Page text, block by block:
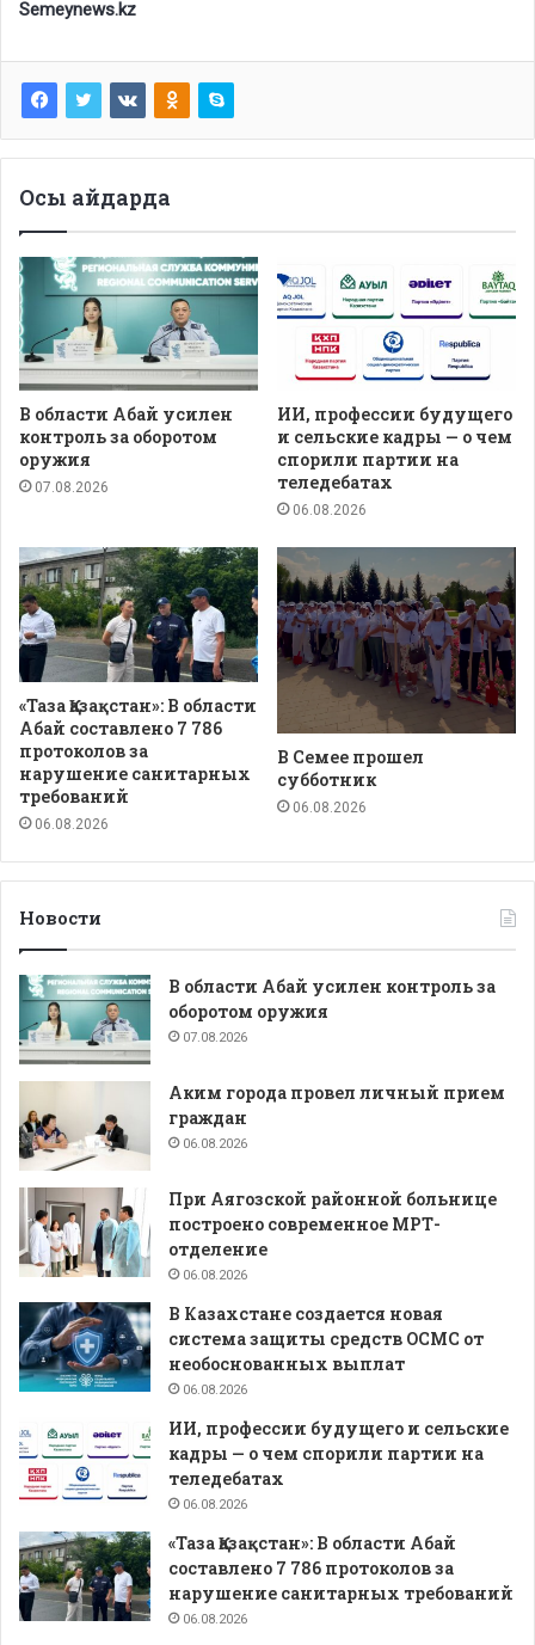
Semeynews.kz
Осы айдарда
В области Абай усилен
контроль за оборотом
оружия
07.08.2026
ИИ, профессии будущего
и сельские кадры — о чем
спорили партии на
теледебатах
06.08.2026
«Таза Қазақстан»: В области
Абай составлено 7 786
протоколов за
нарушение санитарных
требований
06.08.2026
В Семее прошел
субботник
06.08.2026
Новости
В области Абай усилен контроль за
оборотом оружия
07.08.2026
Аким города провел личный прием
граждан
06.08.2026
При Аягозской районной больнице
построено современное МРТ-
отделение
06.08.2026
В Казахстане создается новая
система защиты средств ОСМС от
необоснованных выплат
06.08.2026
ИИ, профессии будущего и сельские
кадры — о чем спорили партии на
теледебатах
06.08.2026
«Таза Қазақстан»: В области Абай
составлено 7 786 протоколов за
нарушение санитарных требований
06.08.2026